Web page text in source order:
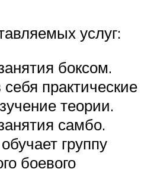
услуг:
боксом.
практические
теории.
самбо.
группу
боевого